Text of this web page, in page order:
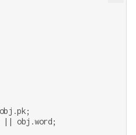
|| obj.word;